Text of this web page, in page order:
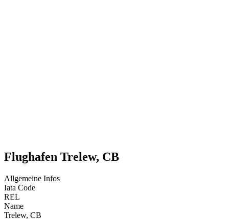
Flughafen Trelew, CB
Allgemeine Infos
Iata Code
REL
Name
Trelew, CB